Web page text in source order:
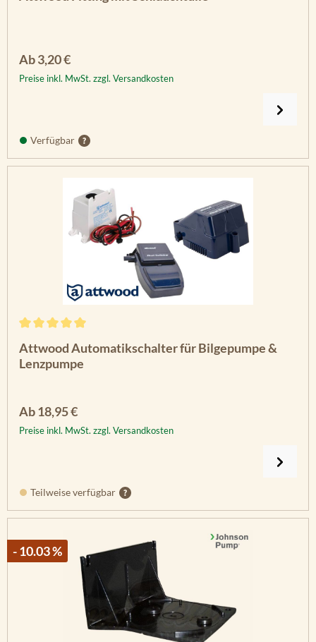
Regulärer Preis:
Ab3,20 €
Preise inkl. MwSt. zzgl. Versandkosten
Verfügbar
Attwood Automatikschalter für Bilgepumpe &
Lenzpumpe
Regulärer Preis:
Ab18,95 €
Preise inkl. MwSt. zzgl. Versandkosten
Teilweise verfügbar
- 10.03 %